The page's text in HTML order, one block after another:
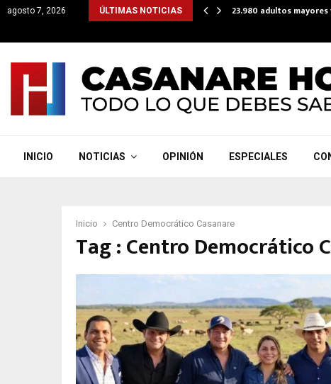
agosto 7, 2026 ÚLTIMAS NOTICIAS
para que subsidios lleguen directo a cuentas… 23.980 adultos
INICIO NOTICIAS OPINIÓN ESPECIALES
Inicio Centro Democrático Casanare
Tag : Centro Democrático